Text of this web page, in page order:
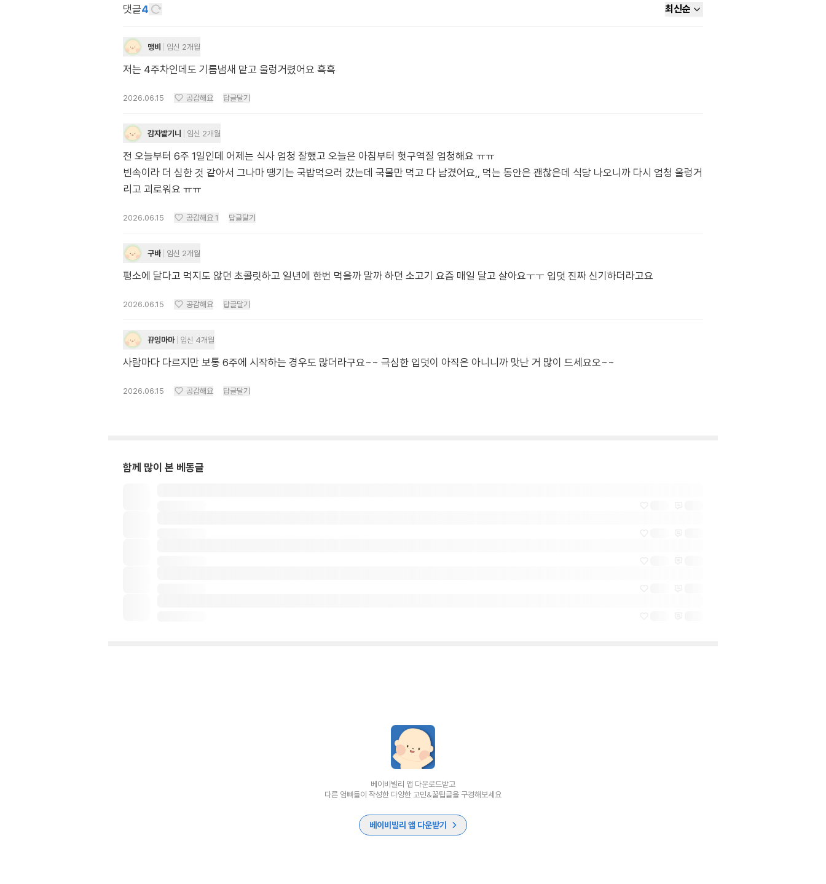
댓글4 최신순
맹비 임신 2개월
저는 4주차인데도 기름냄새 맡고 울렁거렸어요 흑흑
2026.06.15 공감해요 답글달기
감자밭기니 임신 2개월
전 오늘부터 6주 1일인데 어제는 식사 엄청 잘했고 오늘은 아침부터 헛구역질 엄청해요 ㅠㅠ
빈속이라 더 심한 것 같아서 그나마 땡기는 국밥먹으러 갔는데 국물만 먹고 다 남겼어요,, 먹는 동안은 괜찮은데 식당 나오니까 다시 엄청 울렁거
리고 괴로워요 ㅠㅠ
2026.06.15 공감해요 1 답글달기
구바 임신 2개월
평소에 달다고 먹지도 않던 초콜릿하고 일년에 한번 먹을까 말까 하던 소고기 요즘 매일 달고 살아요ㅜㅜ 입덧 진짜 신기하더라고요
2026.06.15 공감해요 답글달기
뀨잉마마 임신 4개월
사람마다 다르지만 보통 6주에 시작하는 경우도 많더라구요~~ 극심한 입덧이 아직은 아니니까 맛난 거 많이 드세요오~~
2026.06.15 공감해요 답글달기
함께 많이 본 베동글
베이비빌리 앱 다운로드받고
다른 엄빠들이 작성한 다양한 고민&꿀팁글을 구경해보세요
베이비빌리 앱 다운받기